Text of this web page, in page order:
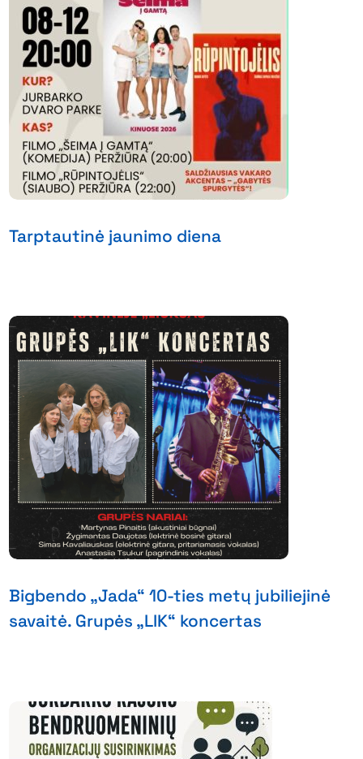
Tarptautinė jaunimo diena
Bigbendo „Jada“ 10-ties metų jubiliejinė
savaitė. Grupės „LIK“ koncertas